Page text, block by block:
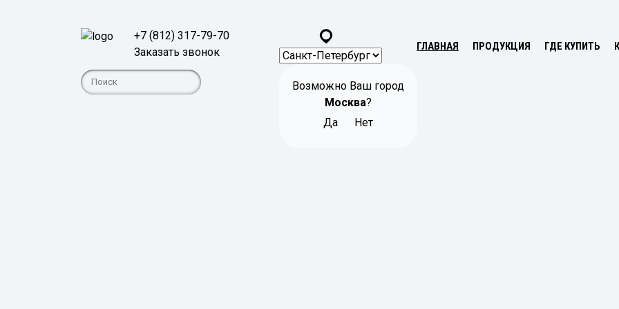
+7 (812) 317-79-70
Заказать звонок
Возможно Ваш город
Москва?
Да
Нет
ГЛАВНАЯ ПРОДУКЦИЯ ГДЕ КУПИТЬ